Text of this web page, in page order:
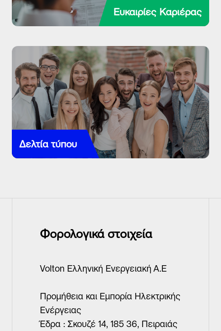
Ευκαιρίες Καριέρας
Δελτία τύπου
Φορολογικά στοιχεία
Volton Ελληνική Ενεργειακή Α.Ε
Προμήθεια και Εμπορία Ηλεκτρικής
Ενέργειας
Έδρα : Σκουζέ 14, 185 36, Πειραιάς